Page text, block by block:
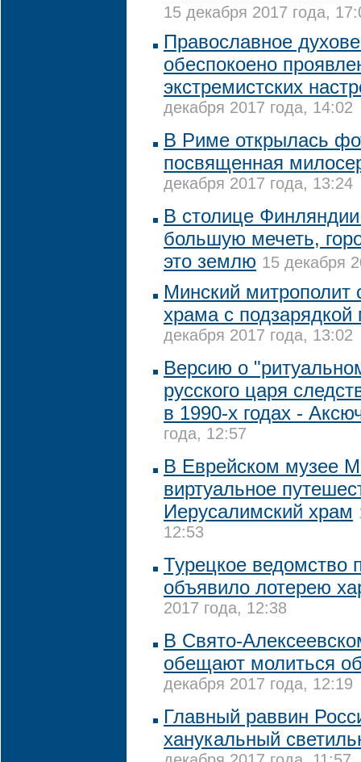
15 декабря 2017 года,
Православное
обеспокоено
экстремистских
декабря 2017 года, 14:02
В Риме открылась
посвященная
декабря 2017 года, 13:24
В столице
большую мечеть,
это землю 15 декабря
Минский митрополит
храма с
декабря 2017 года, 13:02
Версию о
русского царя
в 1990-х годах -
года, 12:57
В Еврейском музее
виртуальное
Иерусалимский храм
12:53
Турецкое ведомство
объявило лотерею
2017 года, 12:38
В Свято-
обещают молиться
декабря 2017 года, 12:19
Главный раввин
ханукальный